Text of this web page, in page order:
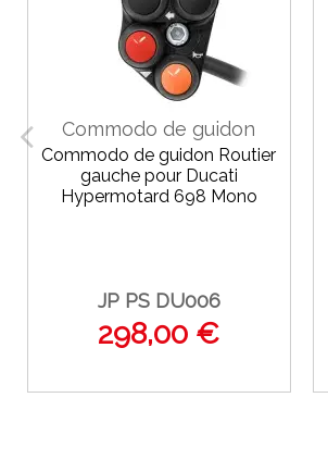
Commodo de guidon
Commodo de guidon Routier
gauche pour Ducati
Hypermotard 698 Mono
JP PS DU006
298,00 €